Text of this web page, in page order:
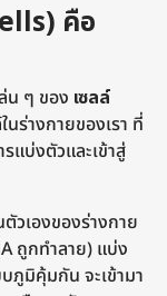
คือ
น ๆ ของ เซลล์
นร่างกายของเรา ที่
แบ่งตัวและเข้าสู่
วเองของร่างกาย
ถูกทำลาย) แบ่ง
ภูมิคุ้มกัน จะเข้ามา